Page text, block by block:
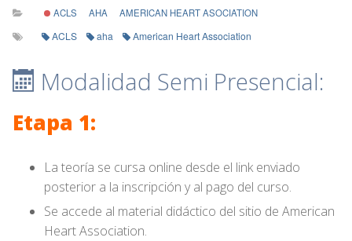
ACLS AHA AMERICAN HEART ASOCIATION
ACLS aha American Heart Association
Modalidad Semi Presencial:
Etapa 1:
La teoría se cursa online desde el link enviado
posterior a la inscripción y al pago del curso.
Se accede al material didáctico del sitio de American
Heart Association.